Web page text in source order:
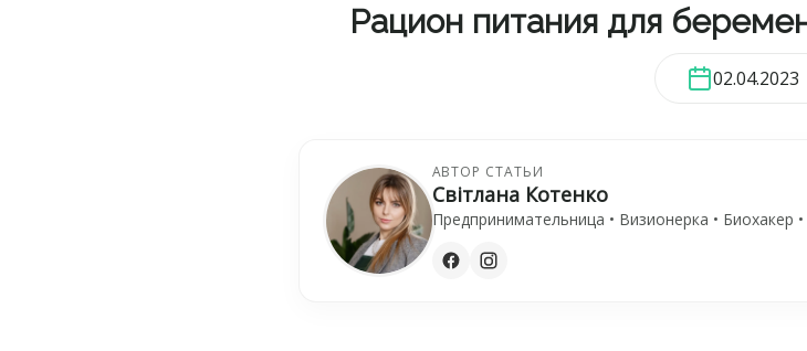
Рацион питания для
02.04.2023
АВТОР СТАТЬИ
Світлана Котенко
Предпринимательница • Визионерка • Биохакер